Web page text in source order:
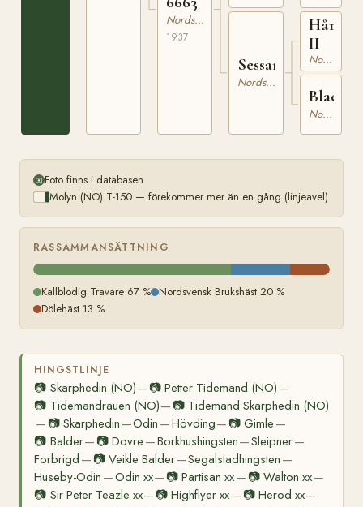
Nordsvensk Brukshäst
1937
Sessan
Nordsvensk Brukshäst
II
Nordsvensk Brukshäst
Blacka
Nordsvensk Brukshäst
Foto finns i databasen
Molyn (NO) T-150 — förekommer mer än en gång (linjeavel)
RASSAMMANSÄTTNING
Kallblodig Travare 67 % Nordsvensk Brukshäst 20 %
Dölehäst 13 %
HINGSTLINJE
📷 Skarphedin (NO)— 📷Petter Tidemand (NO) —
📷 Tidemandrauen (NO)— 📷 Tidemand Skarphedin (NO)
— 📷Skarphedin —Odin —Hövding— 📷Gimle —
📷 Balder— 📷Dovre —Borkhushingsten—Sleipner—
Forbrigd — 📷Veikle Balder—Segalstadhingsten —
Huseby-Odin —Odin xx— 📷Partisan xx— 📷Walton xx—
📷 Sir Peter Teazle xx— 📷Highflyer xx— 📷 Herod xx—